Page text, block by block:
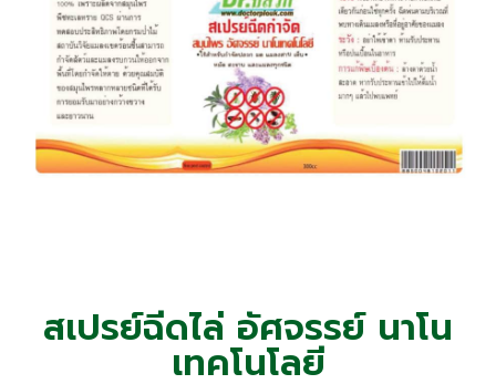
สเปรย์ฉีดไล่ อัศจรรย์ นาโน
เทคโนโลยี